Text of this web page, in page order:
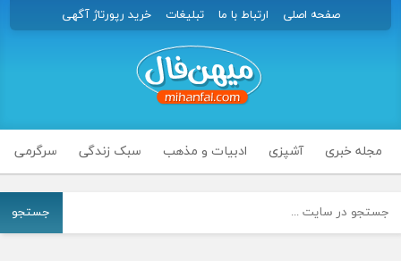
صفحه اصلی ارتباط با ما تبلیغات خرید رپورتاژ آگهی
مجله خبری آشپزی ادبیات و مذهب سبک زندگی سرگرمی
جستجو